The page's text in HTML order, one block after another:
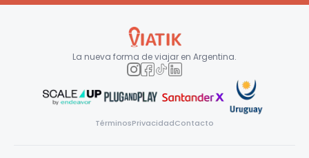
La nueva forma de viajar en Argentina.
TérminosPrivacidadContacto